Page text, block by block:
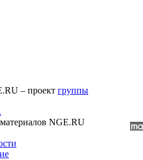
– проект группы
NGE.RU